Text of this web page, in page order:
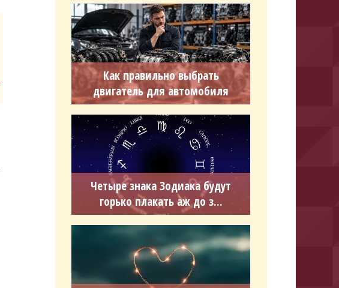
Как правильно выбрать
двигатель для автомобиля
Четыре знака Зодиака будут
горько плакать аж до з...